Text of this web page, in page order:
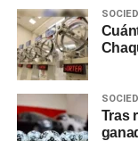
y asegurar la
funcionamiento
abastecimiento a
Lavalle distribuye
Lavalle, Juan
Río Bermejito.Tras